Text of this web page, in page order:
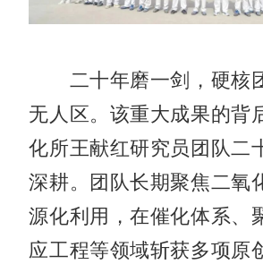
二十年磨一剑，硬核
无人区。该重大成果的背
化所王献红研究员团队二
深耕。团队长期聚焦二氧
源化利用，在催化体系、
应工程等领域斩获多项原